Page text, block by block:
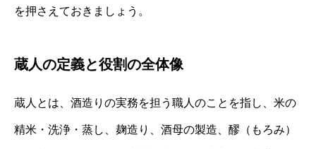
を押さえておきましょう。
蔵人の定義と役割の全体像
蔵人とは、酒造りの実務を担う職人のことを指し、米の
精米・洗浄・蒸し、麹造り、酒母の製造、醪（もろみ）